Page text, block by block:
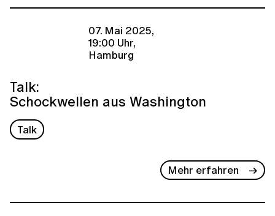
07. Mai 2025,
19:00 Uhr,
Hamburg
Talk:
Schockwellen aus Washington
Talk
Mehr erfahren